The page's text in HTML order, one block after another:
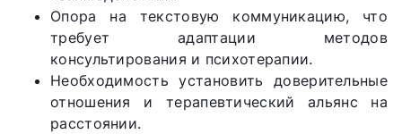
Опора на текстовую коммуникацию, что
требует адаптации методов
консультирования и психотерапии.
Необходимость установить доверительные
отношения и терапевтический альянс на
расстоянии.